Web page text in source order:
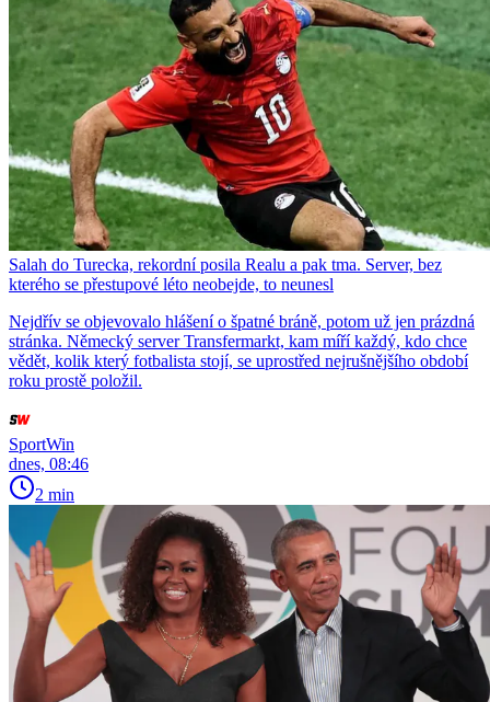
Salah do Turecka, rekordní posila Realu a pak tma. Server, bez
kterého se přestupové léto neobejde, to neunesl
Nejdřív se objevovalo hlášení o špatné bráně, potom už jen prázdná
stránka. Německý server Transfermarkt, kam míří každý, kdo chce
vědět, kolik který fotbalista stojí, se uprostřed nejrušnějšího období
roku prostě položil.
SportWin
dnes, 08:46
2 min